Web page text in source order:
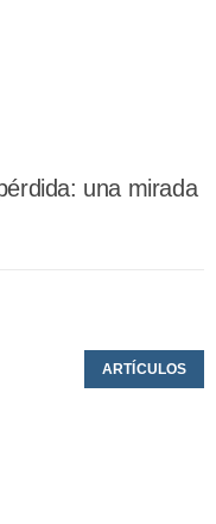
una mirada
ARTÍCULOS